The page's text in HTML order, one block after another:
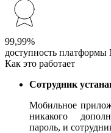
99,99%
доступность
Как это работает
Сотрудник
Мобильное
никакого
пароль, и